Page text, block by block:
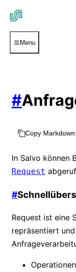
Menu
#
Copy Markdown
In Salvo können
Request
#
Request ist eine
repräsentiert